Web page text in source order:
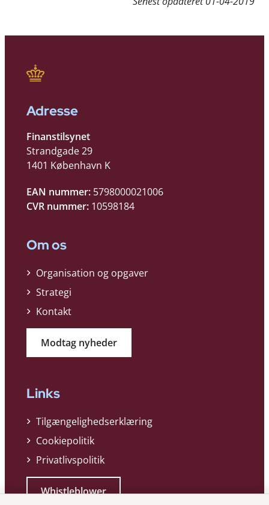
Adresse
Finanstilsynet
Strandgade 29
1401 København K
EAN nummer: 5798000021006
CVR nummer: 10598184
Om os
Organisation og opgaver
Strategi
Kontakt
Modtag nyheder
Links
Tilgængelighedserklæring
Cookiepolitik
Privatlivspolitik
Whistleblower